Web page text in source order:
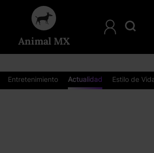
Animal MX
Entretenimiento Actualidad Estilo de